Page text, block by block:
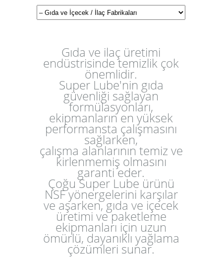
Gıda ve ilaç üretimi
endüstrisinde temizlik çok
önemlidir.
Super Lube'nin gıda
güvenliği sağlayan
formülasyonları,
ekipmanların en yüksek
performansta çalışmasını
sağlarken,
çalışma alanlarının temiz ve
kirlenmemiş olmasını
garanti eder.
Çoğu Super Lube ürünü
NSF yönergelerini karşılar
ve aşarken, gıda ve içecek
üretimi ve paketleme
ekipmanları için uzun
ömürlü, dayanıklı yağlama
çözümleri sunar.